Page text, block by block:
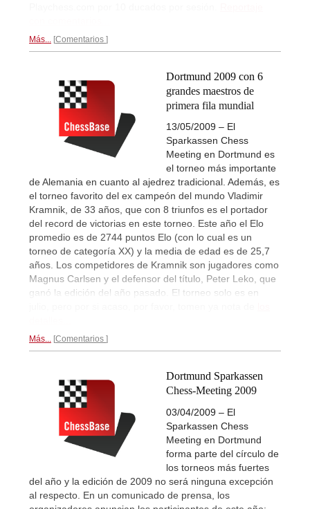
Más... Comentarios
Dortmund 2009 con 6
grandes maestros de
primera fila mundial
13/05/2009 – El
Sparkassen Chess
Meeting en Dortmund es
el torneo más importante
de Alemania en cuanto al ajedrez tradicional. Además, es
el torneo favorito del ex campeón del mundo Vladimir
Kramnik, de 33 años, que con 8 triunfos es el portador
del record de victorias en este torneo. Este año el Elo
promedio es de 2744 puntos Elo (con lo cual es un
torneo de categoría XX) y la media de edad es de 25,7
años. Los competidores de Kramnik son jugadores como
Magnus Carlsen y el defensor del título, Peter Leko, que
ganó la edición del año pasado. El torneo solo es en
Más... Comentarios
Dortmund Sparkassen
Chess-Meeting 2009
03/04/2009 – El
Sparkassen Chess
Meeting en Dortmund
forma parte del círculo de
los torneos más fuertes
del año y la edición de 2009 no será ninguna excepción
al respecto. En un comunicado de prensa, los